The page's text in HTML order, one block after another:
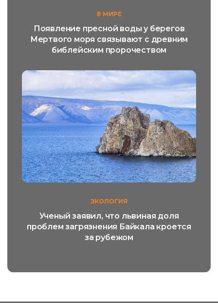
В МИРЕ
Появление пресной воды у берегов
Мертвого моря связывают с древним
библейским пророчеством
ЭКОЛОГИЯ
Ученый заявил, что львиная доля
проблем загрязнения Байкала кроется
за рубежом